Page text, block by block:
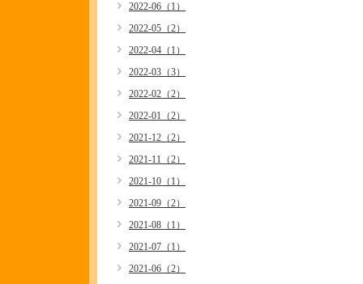
2022-06（1）
2022-05（2）
2022-04（1）
2022-03（3）
2022-02（2）
2022-01（2）
2021-12（2）
2021-11（2）
2021-10（1）
2021-09（2）
2021-08（1）
2021-07（1）
2021-06（2）